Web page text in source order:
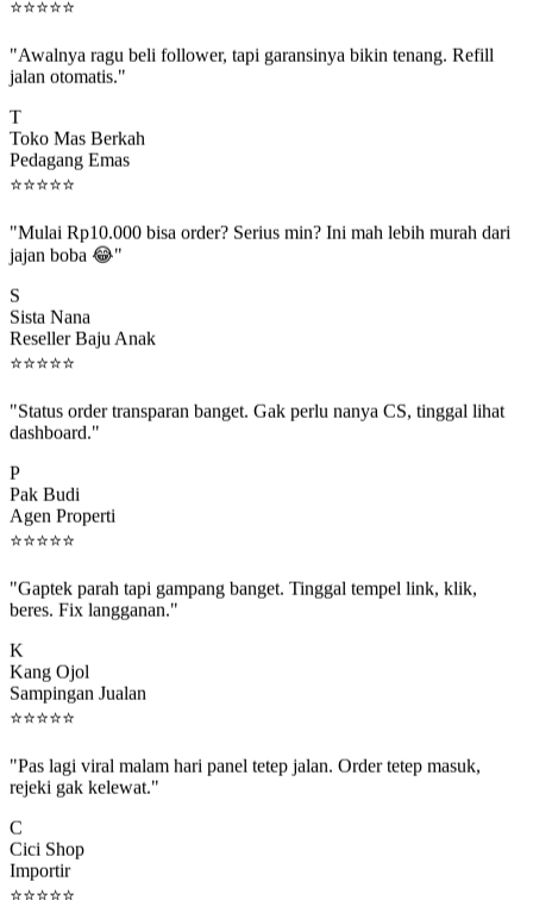
jalan otomatis."
Toko Mas Berkah
Pedagang Emas
⭐⭐⭐⭐⭐
jajan boba 😂"
Sista Nana
Reseller Baju Anak
⭐⭐⭐⭐⭐
dashboard."
Pak Budi
Agen Properti
⭐⭐⭐⭐⭐
beres. Fix langganan."
Kang Ojol
Sampingan Jualan
⭐⭐⭐⭐⭐
rejeki gak kelewat."
Cici Shop
Importir
⭐⭐⭐⭐⭐